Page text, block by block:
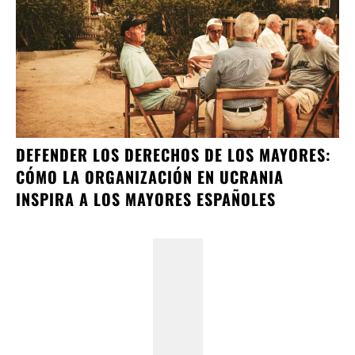
DEFENDER LOS DERECHOS DE LOS MAYORES:
CÓMO LA ORGANIZACIÓN EN UCRANIA
INSPIRA A LOS MAYORES ESPAÑOLES